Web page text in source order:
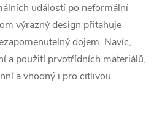
událostí po neformální
výrazný design přitahuje
dojem. Navíc,
a použití prvotřídních materiálů,
a vhodný i pro citlivou